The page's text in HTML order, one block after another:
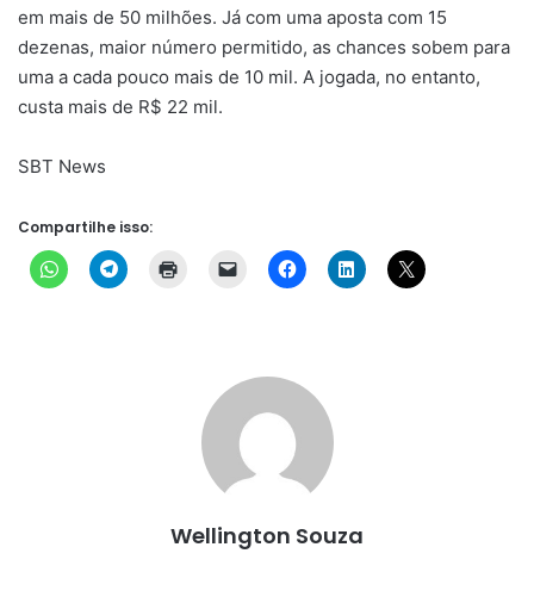
em mais de 50 milhões. Já com uma aposta com 15
dezenas, maior número permitido, as chances sobem para
uma a cada pouco mais de 10 mil. A jogada, no entanto,
custa mais de R$ 22 mil.
SBT News
Compartilhe isso:
Wellington Souza